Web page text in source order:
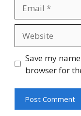
Save my
browser for